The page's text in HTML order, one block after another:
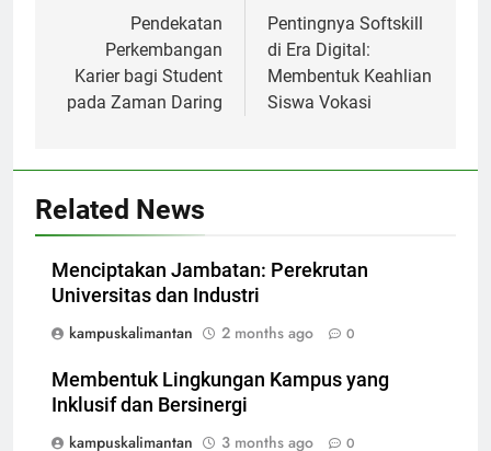
navigation
Pendekatan
Perkembangan
Karier bagi Student
pada Zaman Daring
Pentingnya Softskill
di Era Digital:
Membentuk Keahlian
Siswa Vokasi
Related News
Menciptakan Jambatan: Perekrutan
Universitas dan Industri
kampuskalimantan
2 months ago 0
Membentuk Lingkungan Kampus yang
Inklusif dan Bersinergi
kampuskalimantan
3 months ago 0